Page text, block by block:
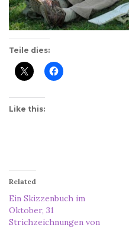
Teile dies:
Like this:
Related
Ein Skizzenbuch im
Oktober, 31
Strichzeichnungen von